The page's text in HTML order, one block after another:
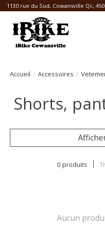
1130 rue du Sud, Cowansville Qc, 450
Accueil / Accessoires /
Shorts,
0 produits
Aucun